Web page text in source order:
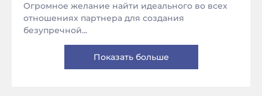
Огромное желание найти идеального во всех
отношениях партнера для создания
безупречной...
Показать больше